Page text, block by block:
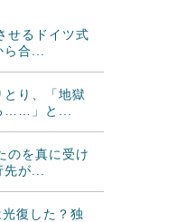
せるドイツ式
合...
り、「地獄
……」と...
のを真に受け
が...
復した？独